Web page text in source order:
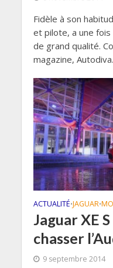
Fidèle à son
et pilote, a une
de grand qualité.
magazine,
ACTUALITÉ•JAGUAR•
Jaguar XE
chasser
9 septembre 2014